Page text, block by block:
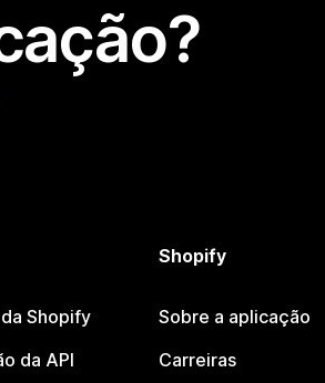
Shopify
da API
Shopify
Sobre a aplicação
Carreiras